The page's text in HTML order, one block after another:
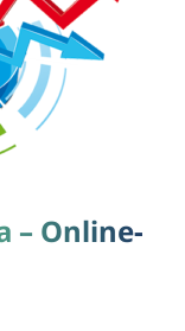
– Online-